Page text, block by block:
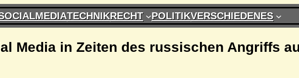
TECHNIKRECHT POLITIKVERSCHIEDENES
Media in Zeiten des russischen Angriffs